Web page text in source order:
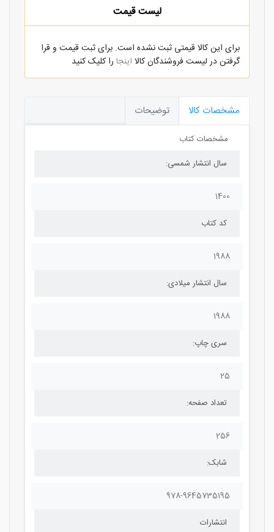
لیست قیمت
برای این کالا قیمتی ثبت نشده است. برای ثبت قیمت و قرا
گرفتن در لیست فروشندگان کالا اینجا را کلیک کنید
مشخصات کالا توضیحات
مشخصات کتاب
سال انتشار شمسی:
1400
کد کتاب
1988
سال انتشار میلادی:
1988
سری چاپ:
25
تعداد صفحه:
256
شابک:
978-9645735195
انتشارات